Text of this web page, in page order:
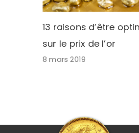
13 raisons d’être
sur le prix de l’or
8 mars 2019